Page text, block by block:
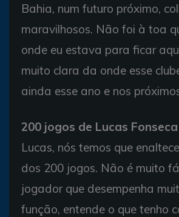
Bahia, num futuro próximo,
maravilhosos. Não foi à toa
onde eu estava para ficar
muito clara da onde esse
ainda esse ano e nos
200 jogos de Lucas Fonseca
Lucas, nós temos que
dos 200 jogos. Não é muito
jogador que desempenha
função, entende o que tenho